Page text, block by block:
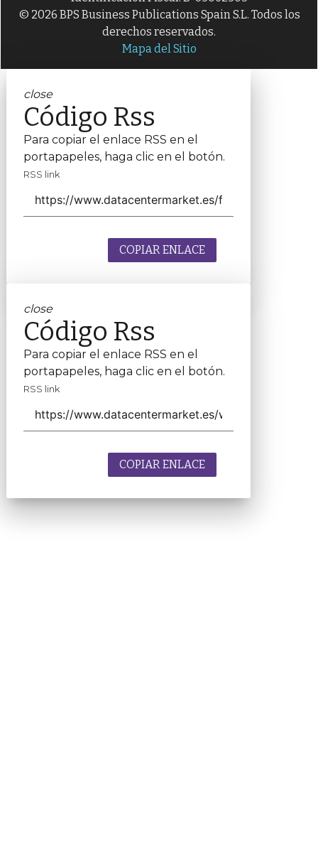
© 2026 BPS Business Publications Spain S.L. Todos los
derechos reservados.
Mapa del Sitio
close
Código Rss
Para copiar el enlace RSS en el
portapapeles, haga clic en el botón.
RSS link
COPIAR ENLACE
close
Código Rss
Para copiar el enlace RSS en el
portapapeles, haga clic en el botón.
RSS link
COPIAR ENLACE